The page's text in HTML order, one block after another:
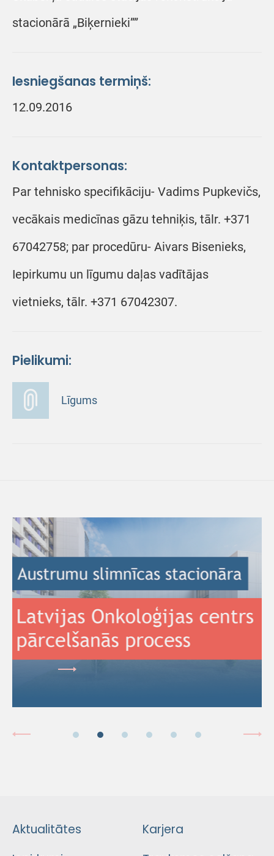
stacionārā „Biķernieki””
Iesniegšanas termiņš:
12.09.2016
Kontaktpersonas:
Par tehnisko specifikāciju- Vadims Pupkevičs,
vecākais medicīnas gāzu tehniķis, tālr. +371
67042758; par procedūru- Aivars Bisenieks,
Iepirkumu un līgumu daļas vadītājas
vietnieks, tālr. +371 67042307.
Pielikumi:
Līgums
Aktualitātes Karjera